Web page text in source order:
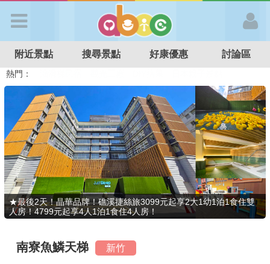
APP登入
首 頁
搜尋景點
好康優惠
最新消息
最新留言
附近景點 搜尋景點 好康優惠 討論區
熱門：
特色遊戲場
親子住房優惠 台北親子餐廳 溫泉泡湯SPA
★最後2天！晶華品牌！礁溪捷絲旅3099元起享2大1幼1泊1食住雙
人房！4799元起享4人1泊1食住4人房！
南寮魚鱗天梯 新竹